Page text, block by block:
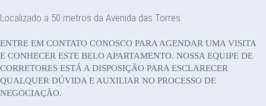
Localizado a 50 metros da Avenida das Torres.
ENTRE EM CONTATO CONOSCO PARA AGENDAR UMA VISITA
E CONHECER ESTE BELO APARTAMENTO. NOSSA EQUIPE DE
CORRETORES ESTÁ A DISPOSIÇÃO PARA ESCLARECER
QUALQUER DÚVIDA E AUXILIAR NO PROCESSO DE
NEGOCIAÇÃO.